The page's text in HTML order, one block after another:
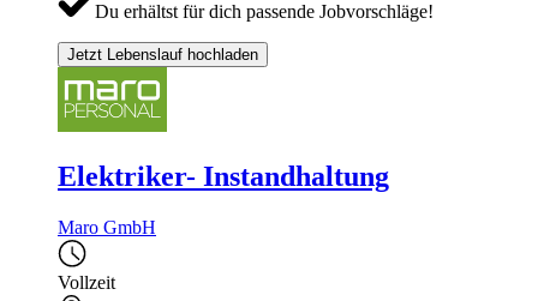
Du erhältst für dich passende Jobvorschläge!
Jetzt Lebenslauf hochladen
Elektriker- Instandhaltung
Maro GmbH
Vollzeit